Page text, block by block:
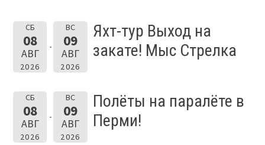
СБ
08
АВГ
2026
ВС
09
АВГ
2026
Яхт-тур Выход на
закате! Мыс Стрелка
СБ
08
АВГ
2026
ВС
09
АВГ
2026
Полёты на паралёте в
Перми!